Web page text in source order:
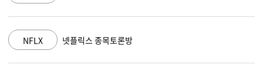
NFLX 넷플릭스 종목토론방